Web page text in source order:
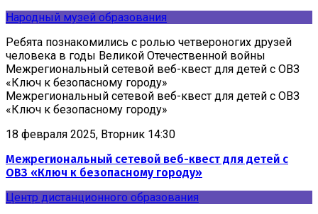
Народный музей образования
Ребята познакомились с ролью четвероногих друзей
человека в годы Великой Отечественной войны
Межрегиональный сетевой веб-квест для детей с ОВЗ
«Ключ к безопасному городу»
Межрегиональный сетевой веб-квест для детей с ОВЗ
«Ключ к безопасному городу»
18 февраля 2025, Вторник 14:30
Межрегиональный сетевой веб-квест для детей с
ОВЗ «Ключ к безопасному городу»
Центр дистанционного образования